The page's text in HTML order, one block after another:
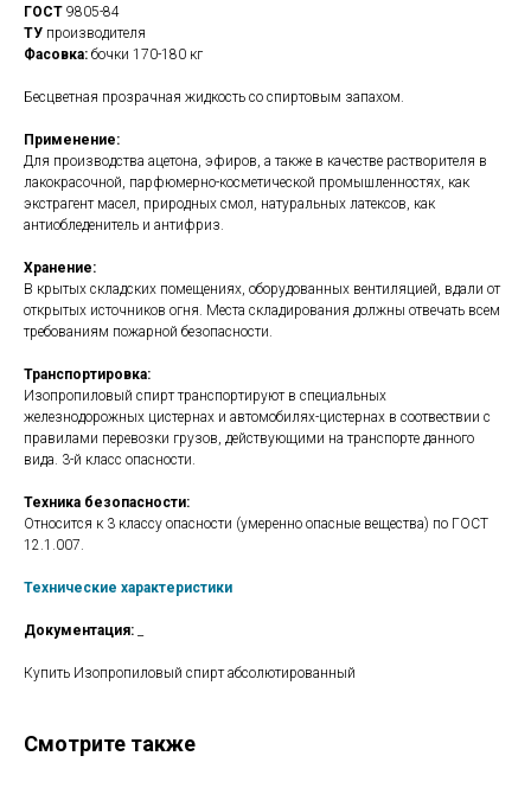
ГОСТ 9805-84
ТУ производителя
Фасовка: бочки 170-180 кг
Бесцветная прозрачная жидкость со спиртовым запахом.
Применение:
Для производства ацетона, эфиров, а также в качестве растворителя в
лакокрасочной, парфюмерно-косметической промышленностях, как
экстрагент масел, природных смол, натуральных латексов, как
антиобледенитель и антифриз.
Хранение:
В крытых складских помещениях, оборудованных вентиляцией, вдали от
открытых источников огня. Места складирования должны отвечать всем
требованиям пожарной безопасности.
Транспортировка:
Изопропиловый спирт транспортируют в специальных
железнодорожных цистернах и автомобилях-цистернах в соотвествии с
правилами перевозки грузов, действующими на транспорте данного
вида. 3-й класс опасности.
Техника безопасности:
Относится к 3 классу опасности (умеренно опасные вещества) по ГОСТ
12.1.007.
Технические характеристики
Документация:
Купить Изопропиловый спирт абсолютированный
Смотрите также